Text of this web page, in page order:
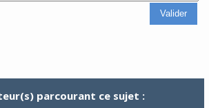
parcourant ce sujet :